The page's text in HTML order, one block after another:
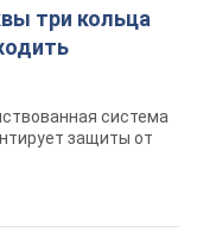
три кольца
система
защиты от